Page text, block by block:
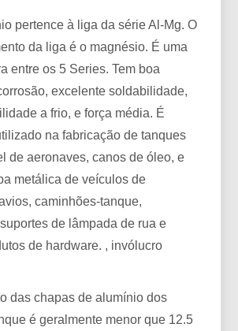
pertence à liga da série Al-Mg. O
da liga é o magnésio. É uma
entre os 5 Series. Tem boa
excelente soldabilidade,
a frio, e força média. É
na fabricação de tanques
de aeronaves, canos de óleo, e
metálica de veículos de
caminhões-tanque,
de lâmpada de rua e
de hardware. , invólucro
das chapas de alumínio dos
é geralmente menor que 12.5